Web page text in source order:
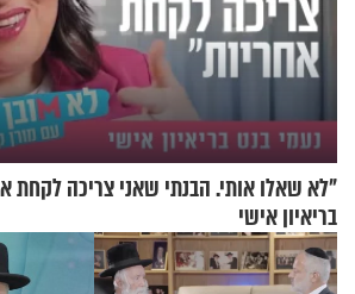
"לא שאלו אותי. הבנתי שאני צריכה לקחת
בריאיון אישי